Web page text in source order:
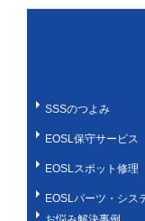
SSSのつよみ
EOSL保守サービス
EOSLスポット修理
EOSLパーツ・シス